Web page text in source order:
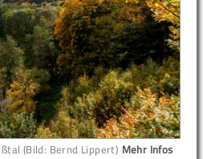
(Bild: Bernd Lippert) Mehr Infos